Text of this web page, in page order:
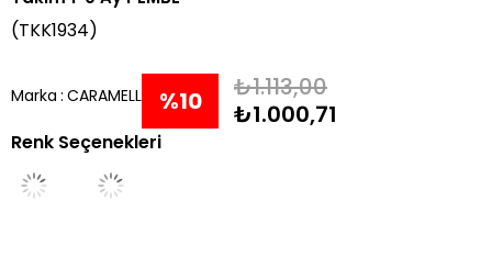
(TKK1934)
Marka : CARAMELL %10
İndirim
₺1.113,00
₺1.000,71
Renk Seçenekleri